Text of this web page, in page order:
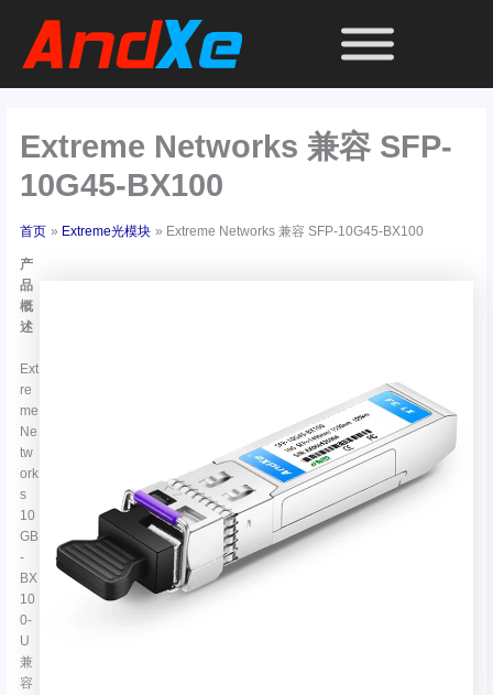
Extreme Networks 兼容 SFP-
10G45-BX100
首页 Extreme光模块 Extreme Networks 兼容 SFP-10G45-BX100
产
品
概
述
Ext
re
me
Ne
tw
ork
s
10
GB
-
BX
10
0-
U
兼
容